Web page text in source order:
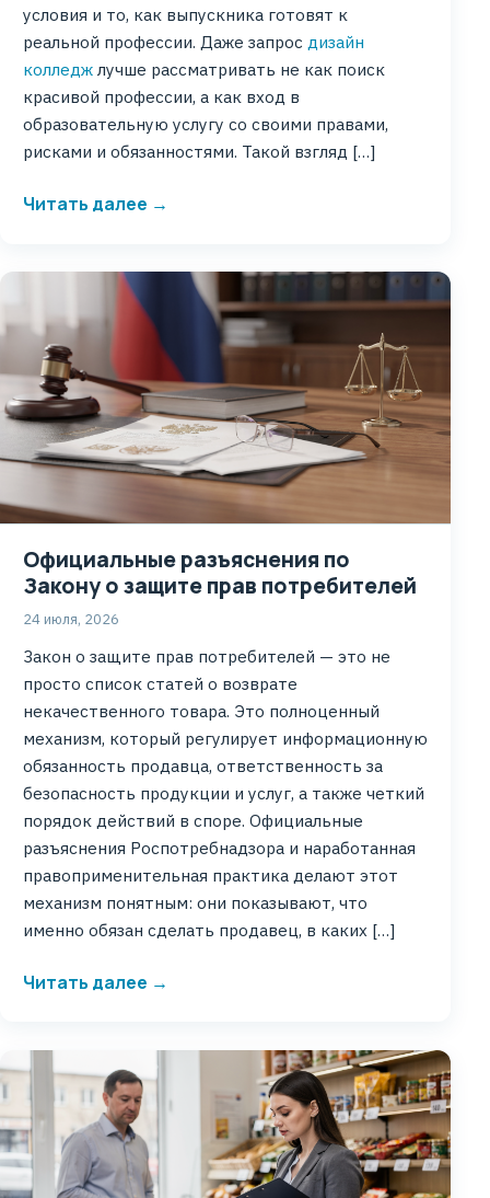
условия и то, как выпускника готовят к
реальной профессии. Даже запрос дизайн
колледжлучше рассматривать не как поиск
красивой профессии, а как вход в
образовательную услугу со своими правами,
рисками и обязанностями. Такой взгляд […]
Читать далее →
Официальные разъяснения по
Закону о защите прав потребителей
24 июля, 2026
Закон о защите прав потребителей — это не
просто список статей о возврате
некачественного товара. Это полноценный
механизм, который регулирует информационную
обязанность продавца, ответственность за
безопасность продукции и услуг, а также четкий
порядок действий в споре. Официальные
разъяснения Роспотребнадзора и наработанная
правоприменительная практика делают этот
механизм понятным: они показывают, что
именно обязан сделать продавец, в каких […]
Читать далее →